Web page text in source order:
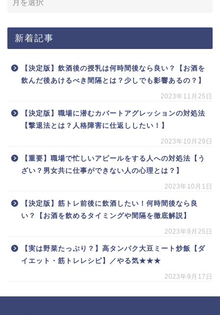
新着記事
【決定版】飲酒後の授乳は何時間後なら良い？【お酒を
飲んだ後あけるべき間隔とは？少しでも影響あるの？】
2023年11月25日
【決定版】職場に潜むカバートアグレッションの対処法
【撃退法とは？人格障害に仕返ししたい！】
2023年10月29日
【重要】職場で忙しいアピールをする人への対処法【う
ざい？男女共に仕事ができない人の心理とは？】
2023年10月1日
【決定版】筋トレ前後に飲酒したい！何時間後なら良
い？【お酒を飲めるタイミングや間隔を徹底解説】
2023年9月25日
【実は野菜たっぷり？】高タンパク大豆ミート炒飯【ダ
イエット・筋トレレシピ】／やる気★★★
2023年9月17日